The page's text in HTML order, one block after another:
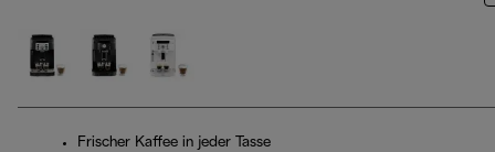
Frischer Kaffee in jeder Tasse